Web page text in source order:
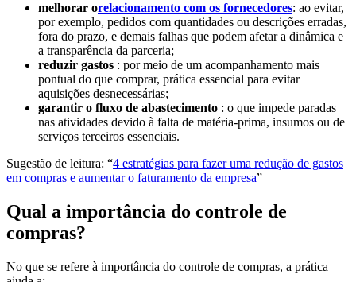
melhorar orelacionamento com os fornecedores: ao evitar,
por exemplo, pedidos com quantidades ou descrições erradas,
fora do prazo, e demais falhas que podem afetar a dinâmica e
a transparência da parceria;
reduzir gastos : por meio de um acompanhamento mais
pontual do que comprar, prática essencial para evitar
aquisições desnecessárias;
garantir o fluxo de abastecimento : o que impede paradas
nas atividades devido à falta de matéria-prima, insumos ou de
serviços terceiros essenciais.
Sugestão de leitura: “4 estratégias para fazer uma redução de gastos
em compras e aumentar o faturamento da empresa”
Qual a importância do controle de
compras?
No que se refere à importância do controle de compras, a prática